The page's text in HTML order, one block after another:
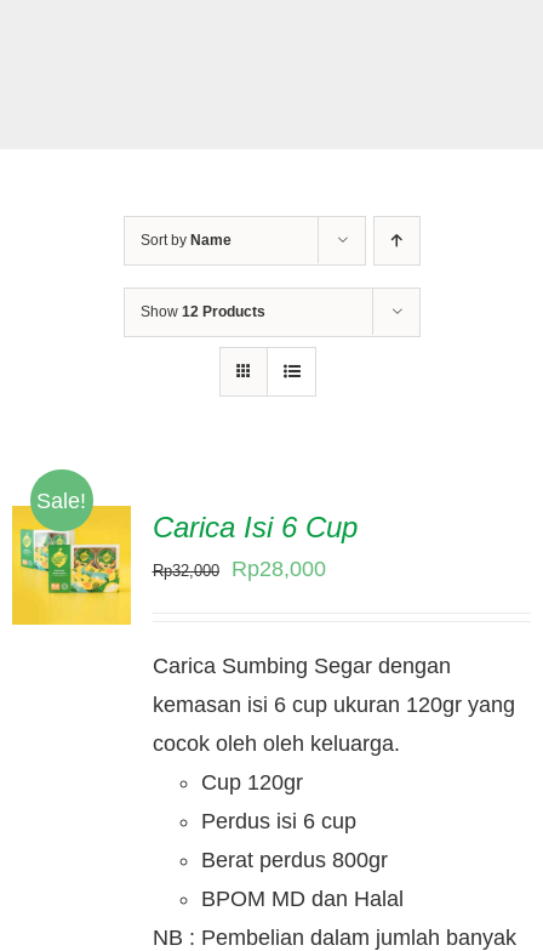
Sort by Name
Show 12 Products
Sale!
Carica Isi 6 Cup
Rp32,000
Original
Rp32,000.
Rp28,000Current
Rp28,000.
Carica Sumbing Segar dengan
kemasan isi 6 cup ukuran 120gr yang
cocok oleh oleh keluarga.
Cup 120gr
Perdus isi 6 cup
Berat perdus 800gr
BPOM MD dan Halal
NB : Pembelian dalam jumlah banyak